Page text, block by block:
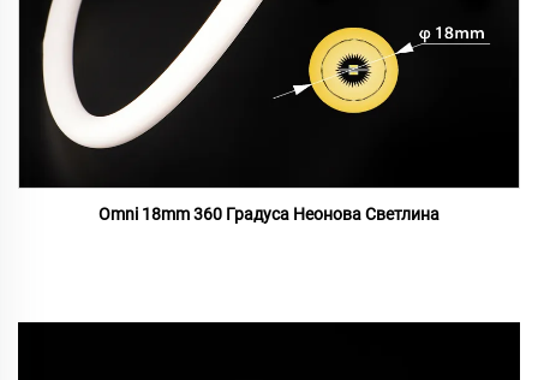
Omni 18mm 360 Градуса Неонова Светлина